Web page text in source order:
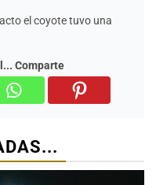
el coyote tuvo una
Comparte